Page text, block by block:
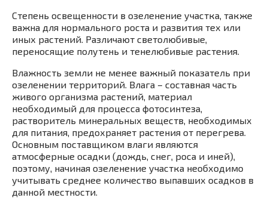
Степень освещенности в озеленение участка, также
важна для нормального роста и развития тех или
иных растений. Различают светолюбивые,
переносящие полутень и тенелюбивые растения.
Влажность земли не менее важный показатель при
озеленении территорий. Влага – составная часть
живого организма растений, материал
необходимый для процесса фотосинтеза,
растворитель минеральных веществ, необходимых
для питания, предохраняет растения от перегрева.
Основным поставщиком влаги являются
атмосферные осадки (дождь, снег, роса и иней),
поэтому, начиная озеленение участка необходимо
учитывать среднее количество выпавших осадков в
данной местности.